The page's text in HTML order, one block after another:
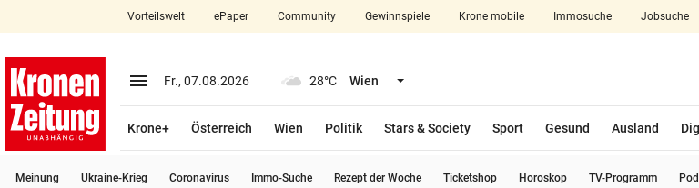
closeSchließen
account_circle Anmelden
arrow_right
Vorteilswelt ePaper Community Gewinnspiele Krone mobile Immosuche Jobsuche
menu Menü aufklappen
Fr., 07.08.2026 28°C Wien Menü aufklappen
Krone+ Österreich Wien Politik Stars & Society Sport Gesund Ausland
Meinung Ukraine-Krieg Coronavirus Immo-Suche Rezept der Woche Ticketshop Horoskop TV-Programm